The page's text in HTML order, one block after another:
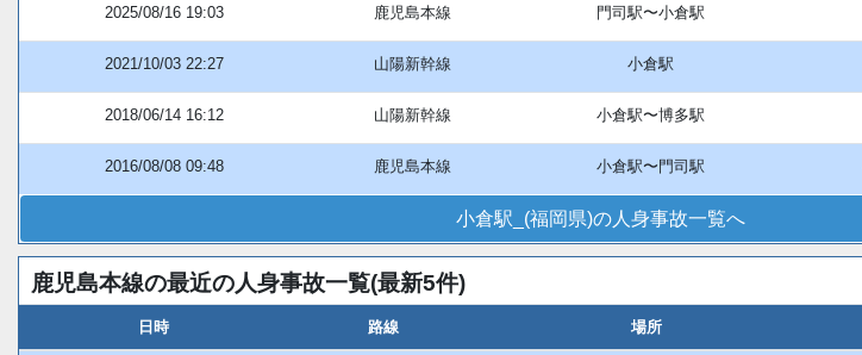
2025/08/16 19:03 鹿児島本線 門司駅〜小倉駅
2021/10/03 22:27 山陽新幹線 小倉駅
2018/06/14 16:12 山陽新幹線 小倉駅〜博多駅
2016/08/08 09:48 鹿児島本線 小倉駅〜門司駅
小倉駅_(福岡県)の人身事故一覧へ
鹿児島本線の最近の人身事故一覧(最新5件)
日時 路線 場所